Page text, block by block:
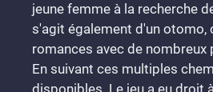
jeune femme à la recherche
s'agit également d'un otomo,
romances avec de
En suivant ces multiples
disponibles. Le jeu a eu droit